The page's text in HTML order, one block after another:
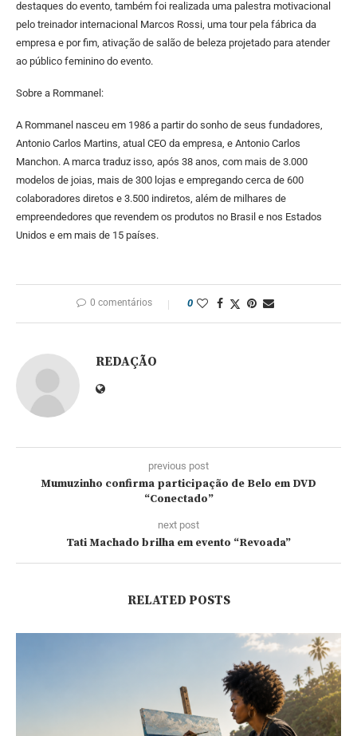
destaques do evento, também foi realizada uma palestra motivacional
pelo treinador internacional Marcos Rossi, uma tour pela fábrica da
empresa e por fim, ativação de salão de beleza projetado para atender
ao público feminino do evento.
Sobre a Rommanel:
A Rommanel nasceu em 1986 a partir do sonho de seus fundadores,
Antonio Carlos Martins, atual CEO da empresa, e Antonio Carlos
Manchon. A marca traduz isso, após 38 anos, com mais de 3.000
modelos de joias, mais de 300 lojas e empregando cerca de 600
colaboradores diretos e 3.500 indiretos, além de milhares de
empreendedores que revendem os produtos no Brasil e nos Estados
Unidos e em mais de 15 países.
0 comentários 0
REDAÇÃO
previous post
Mumuzinho confirma participação de Belo em DVD
“Conectado”
next post
Tati Machado brilha em evento “Revoada”
RELATED POSTS